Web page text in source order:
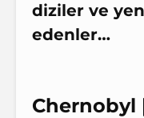
diziler ve
edenler…
Chernobyl